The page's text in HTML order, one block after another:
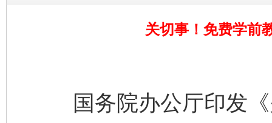
关切事！免费学前
国务院办公厅印发《